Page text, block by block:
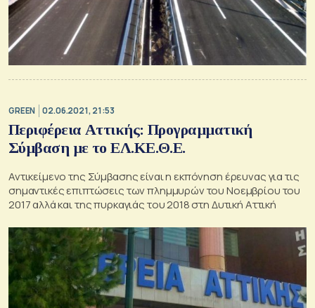
GREEN 02.06.2021, 21:53
Περιφέρεια Αττικής: Προγραμματική
Σύμβαση με το ΕΛ.ΚΕ.Θ.Ε.
Αντικείμενο της Σύμβασης είναι η εκπόνηση έρευνας για τις
σημαντικές επιπτώσεις των πλημμυρών του Νοεμβρίου του
2017 αλλά και της πυρκαγιάς του 2018 στη Δυτική Αττική